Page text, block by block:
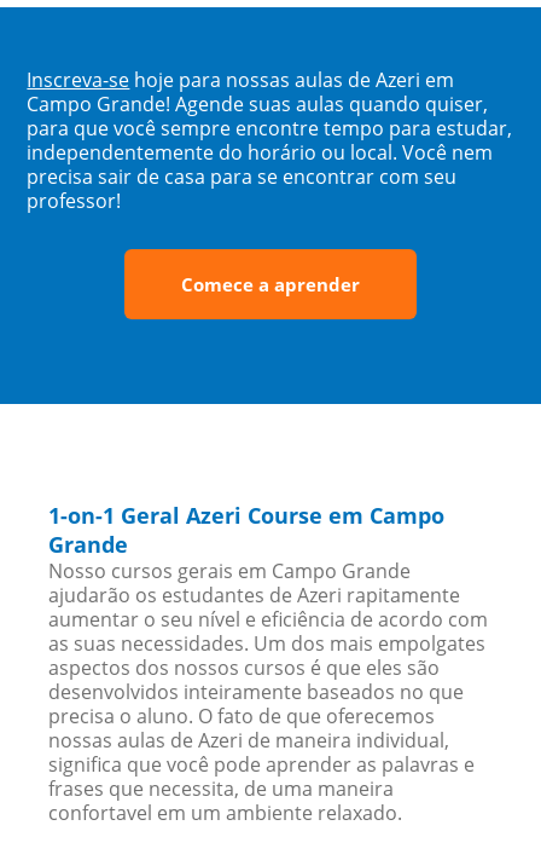
Inscreva-se hoje para nossas aulas de Azeri em
Campo Grande! Agende suas aulas quando quiser,
para que você sempre encontre tempo para estudar,
independentemente do horário ou local. Você nem
precisa sair de casa para se encontrar com seu
professor!
Comece a aprender
1-on-1 Geral Azeri Course em Campo
Grande
Nosso cursos gerais em Campo Grande
ajudarão os estudantes de Azeri rapitamente
aumentar o seu nível e eficiência de acordo com
as suas necessidades. Um dos mais empolgates
aspectos dos nossos cursos é que eles são
desenvolvidos inteiramente baseados no que
precisa o aluno. O fato de que oferecemos
nossas aulas de Azeri de maneira individual,
significa que você pode aprender as palavras e
frases que necessita, de uma maneira
confortavel em um ambiente relaxado.